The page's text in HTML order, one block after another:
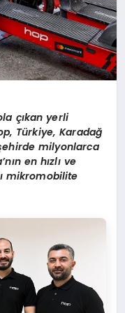
çıkan yerli
Türkiye, Karadağ
ehirde milyonlarca
ın en hızlı ve
ı mikromobilite